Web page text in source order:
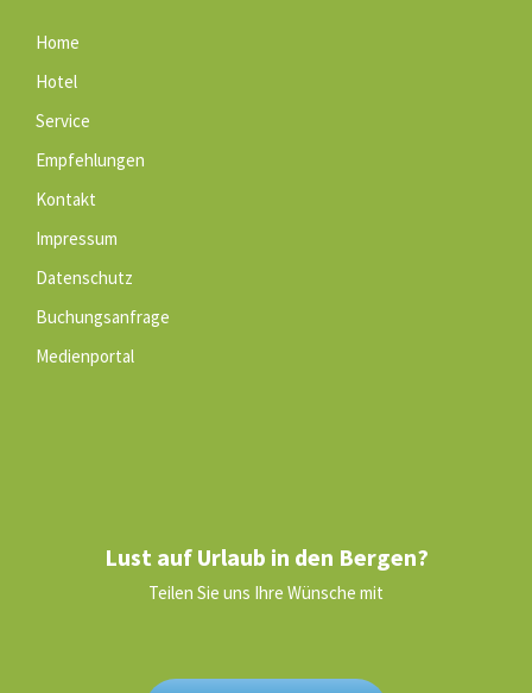
Home
Hotel
Service
Empfehlungen
Kontakt
Impressum
Datenschutz
Buchungsanfrage
Medienportal
Lust auf Urlaub in den Bergen?
Teilen Sie uns Ihre Wünsche mit